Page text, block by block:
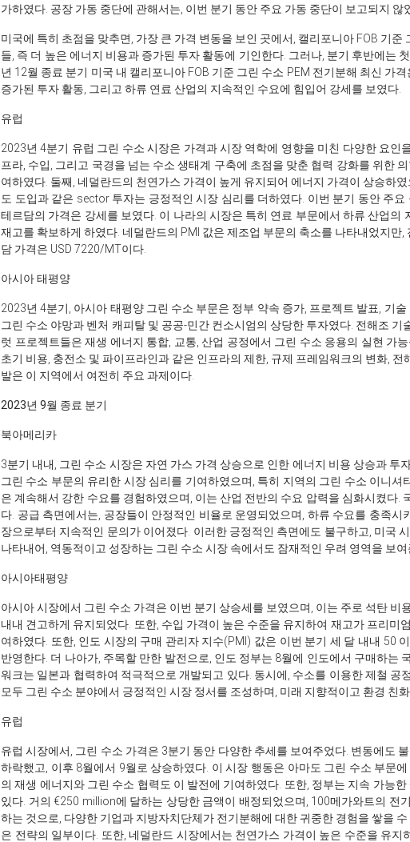
가하였다. 공장 가동 중단에 관해서는, 이번 분기 동안 주요 가동 중단이 보고되지 않
미국에 특히 초점을 맞추면, 가장 큰 가격 변동을 보인 곳에서, 캘리포니아 FOB 기
들, 즉 더 높은 에너지 비용과 증가된 투자 활동에 기인한다. 그러나, 분기 후반에는
년 12월 종료 분기 미국 내 캘리포니아 FOB 기준 그린 수소 PEM 전기분해 최신 가
증가된 투자 활동, 그리고 하류 연료 산업의 지속적인 수요에 힘입어 강세를 보였다.
유럽
2023년 4분기 유럽 그린 수소 시장은 가격과 시장 역학에 영향을 미친 다양한 요
프라, 수입, 그리고 국경을 넘는 수소 생태계 구축에 초점을 맞춘 협력 강화를 위한
여하였다. 둘째, 네덜란드의 천연가스 가격이 높게 유지되어 에너지 가격이 상승하
도 도입과 같은 sector 투자는 긍정적인 시장 심리를 더하였다. 이번 분기 동안 주
테르담의 가격은 강세를 보였다. 이 나라의 시장은 특히 연료 부문에서 하류 산업
재고를 확보하게 하였다. 네덜란드의 PMI 값은 제조업 부문의 축소를 나타내었지
담 가격은 USD 7220/MT이다.
아시아 태평양
2023년 4분기, 아시아 태평양 그린 수소 부문은 정부 약속 증가, 프로젝트 발표, 기
그린 수소 야망과 벤처 캐피탈 및 공공-민간 컨소시엄의 상당한 투자였다. 전해조
럿 프로젝트들은 재생 에너지 통합, 교통, 산업 공정에서 그린 수소 응용의 실현 가
초기 비용, 충전소 및 파이프라인과 같은 인프라의 제한, 규제 프레임워크의 변화,
발은 이 지역에서 여전히 주요 과제이다.
2023년 9월 종료 분기
북아메리카
3분기 내내, 그린 수소 시장은 자연 가스 가격 상승으로 인한 에너지 비용 상승과
그린 수소 부문의 유리한 시장 심리를 기여하였으며, 특히 지역의 그린 수소 이니
은 계속해서 강한 수요를 경험하였으며, 이는 산업 전반의 수요 압력을 심화시켰다
다. 공급 측면에서는, 공장들이 안정적인 비율로 운영되었으며, 하류 수요를 충족
장으로부터 지속적인 문의가 이어졌다. 이러한 긍정적인 측면에도 불구하고, 미국
나타내어, 역동적이고 성장하는 그린 수소 시장 속에서도 잠재적인 우려 영역을 보여
아시아태평양
아시아 시장에서 그린 수소 가격은 이번 분기 상승세를 보였으며, 이는 주로 석탄
내내 견고하게 유지되었다. 또한, 수입 가격이 높은 수준을 유지하여 재고가 프리
여하였다. 또한, 인도 시장의 구매 관리자 지수(PMI) 값은 이번 분기 세 달 내내 50
반영한다. 더 나아가, 주목할 만한 발전으로, 인도 정부는 8월에 인도에서 구매하
워크는 일본과 협력하여 적극적으로 개발되고 있다. 동시에, 수소를 이용한 제철
모두 그린 수소 분야에서 긍정적인 시장 정서를 조성하며, 미래 지향적이고 환경 친
유럽
유럽 시장에서, 그린 수소 가격은 3분기 동안 다양한 추세를 보여주었다. 변동에도
하락했고, 이후 8월에서 9월로 상승하였다. 이 시장 행동은 아마도 그린 수소 부문
의 재생 에너지와 그린 수소 협력도 이 발전에 기여하였다. 또한, 정부는 지속 가능
있다. 거의 €250 million에 달하는 상당한 금액이 배정되었으며, 100메가와트의
하는 것으로, 다양한 기업과 지방자치단체가 전기분해에 대한 귀중한 경험을 쌓을
은 전략의 일부이다. 또한, 네덜란드 시장에서는 천연가스 가격이 높은 수준을 유